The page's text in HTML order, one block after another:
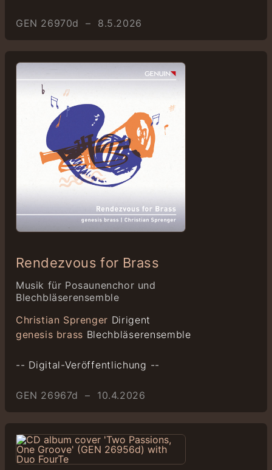
GEN 26970d – 8.5.2026
Rendezvous for Brass
Musik für Posaunenchor und
Blechbläserensemble
Christian Sprenger Dirigent
genesis brass Blechbläserensemble
-- Digital-Veröffentlichung --
GEN 26967d – 10.4.2026